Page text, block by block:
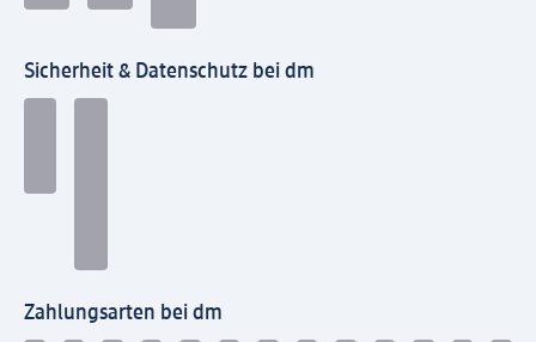
Sicherheit & Datenschutz bei dm
Zahlungsarten bei dm